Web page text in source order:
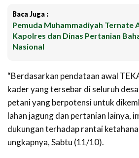
Baca Juga :
Pemuda Muhammadiyah Ternate
Kapolres dan Dinas Pertanian
Nasional
“Berdasarkan pendataan awal
kader yang tersebar di seluruh
petani yang berpotensi untuk
lahan jagung dan pertanian lainya,
dukungan terhadap rantai
ungkapnya, Sabtu (11/10).